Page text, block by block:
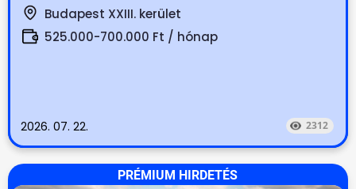
Budapest XXIII. kerület
525.000-700.000 Ft / hónap
2026. 07. 22. 2312
PRÉMIUM HIRDETÉS